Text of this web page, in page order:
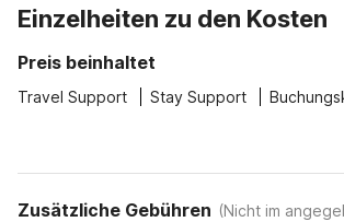
Einzelheiten zu den Kosten
Preis beinhaltet
Travel Support Stay Support
Zusätzliche Gebühren (Nicht im